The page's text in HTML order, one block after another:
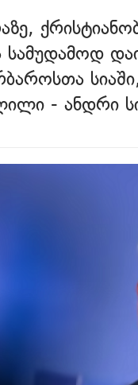
სამუდამოდ
- ანდრი